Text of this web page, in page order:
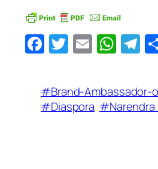
Facebook
Twitter
Email
#Brand-Ambassador-
#Diaspora